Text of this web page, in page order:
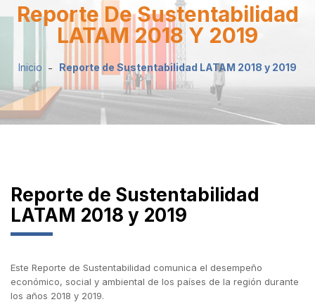
Reporte De Sustentabilidad
LATAM 2018 Y 2019
Inicio Reporte de Sustentabilidad LATAM 2018 y 2019
Reporte de Sustentabilidad
LATAM 2018 y 2019
Este Reporte de Sustentabilidad comunica el desempeño
económico, social y ambiental de los países de la región durante
los años 2018 y 2019.